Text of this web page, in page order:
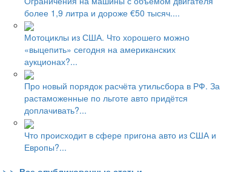
более 1,9 литра и дороже €50 тысяч....
Мотоциклы из США. Что хорошего можно
«выцепить» сегодня на американских
аукционах?...
Про новый порядок расчёта утильсбора в РФ. За
растаможенные по льготе авто придётся
доплачивать?...
Что происходит в сфере пригона авто из США и
Европы?...